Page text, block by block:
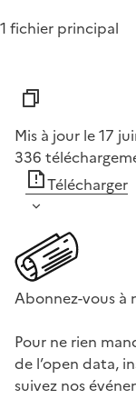
1 fichier principal
Mis à jour le 17
336
Télécharger
Abonnez-vous
Pour ne rien
de l’open data,
suivez nos